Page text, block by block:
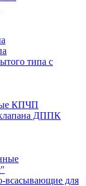
типа с
КПЧП
ДППК
всасывающие для